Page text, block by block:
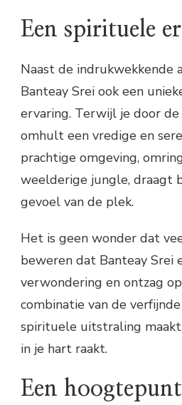
Een spirituele
Naast de indrukwekkende
Banteay Srei ook een
ervaring. Terwijl je door
omhult een vredige en
prachtige omgeving,
weelderige jungle, draagt
gevoel van de plek.
Het is geen wonder dat
beweren dat Banteay Srei
verwondering en ontzag
combinatie van de
spirituele uitstraling
in je hart raakt.
Een